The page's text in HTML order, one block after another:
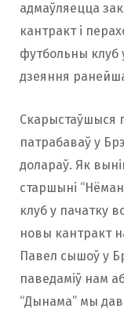
адмаўляецца
кантракт і
футбольны клуб
дзеяння
Скарыстаўшыся
патрабаваў у
долараў. Як
старшыні
клуб у пачатку
новы кантракт
Павел сышоў у
паведаміў нам
“Дынама” мы